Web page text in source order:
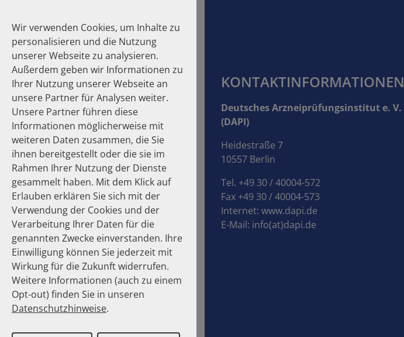
Publikationen
Über die Autoren
KONTAKTINFORMATIONEN
Deutsches Arzneiprüfungsinstitut e. V.
(DAPI)
Heidestraße 7
10557 Berlin
Tel. +49 30 / 40004-572
Fax +49 30 / 40004-573
Internet: www.dapi.de
E-Mail: info(at)dapi.de
Wir verwenden Cookies, um Inhalte zu
personalisieren und die Nutzung
unserer Webseite zu analysieren.
Außerdem geben wir Informationen zu
Ihrer Nutzung unserer Webseite an
unsere Partner für Analysen weiter.
Unsere Partner führen diese
Informationen möglicherweise mit
weiteren Daten zusammen, die Sie
ihnen bereitgestellt oder die sie im
Rahmen Ihrer Nutzung der Dienste
gesammelt haben. Mit dem Klick auf
Erlauben erklären Sie sich mit der
Verwendung der Cookies und der
Verarbeitung Ihrer Daten für die
genannten Zwecke einverstanden. Ihre
Einwilligung können Sie jederzeit mit
Wirkung für die Zukunft widerrufen.
Weitere Informationen (auch zu einem
Opt-out) finden Sie in unseren
Datenschutzhinweise.